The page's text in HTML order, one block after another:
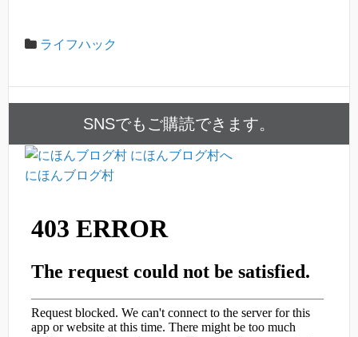
ライフハック
SNSでもご購読できます。
にほんブログ村